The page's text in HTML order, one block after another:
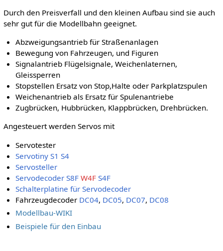
Durch den Preisverfall und den kleinen Aufbau sind sie auch
sehr gut für die Modellbahn geeignet.
Abzweigungsantrieb für Straßenanlagen
Bewegung von Fahrzeugen, und Figuren
Signalantrieb Flügelsignale, Weichenlaternen,
Gleissperren
Stopstellen Ersatz von Stop,Halte oder Parkplatzspulen
Weichenantrieb als Ersatz für Spulenantriebe
Zugbrücken, Hubbrücken, Klappbrücken, Drehbrücken.
Angesteuert werden Servos mit
Servotester
Servotiny S1 S4
Servosteller
Servodecoder S8F W4F S4F
Schalterplatine für Servodecoder
Fahrzeugdecoder DC04, DC05, DC07, DC08
Modellbau-WIKI
Beispiele für den Einbau